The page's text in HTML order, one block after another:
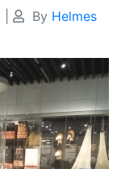
By Helmes